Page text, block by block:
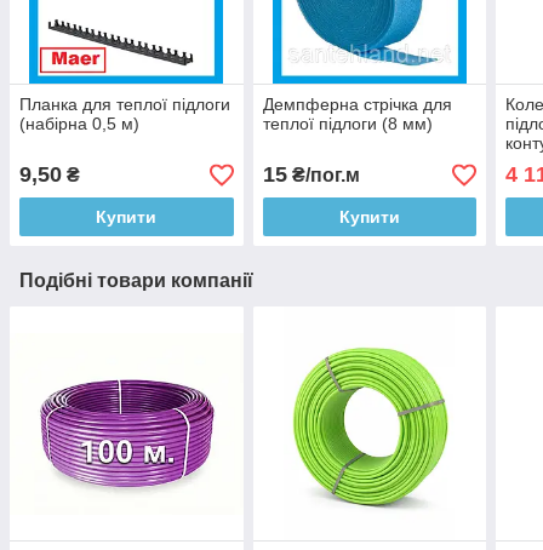
Планка для теплої підлоги
(набірна 0,5 м)
9,50 ₴
Купити
Демпферна стрічка для
теплої підлоги (8 мм)
15₴/пог.м
Купити
4
Подібні товари компанії